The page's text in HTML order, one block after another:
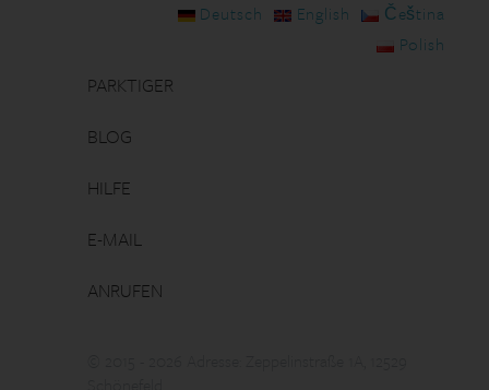
Deutsch English
Čeština
Polish
PARKTIGER
BLOG
HILFE
E-MAIL
ANRUFEN